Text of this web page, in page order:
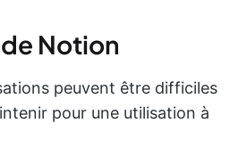
Notion
peuvent être difficiles
pour une utilisation à